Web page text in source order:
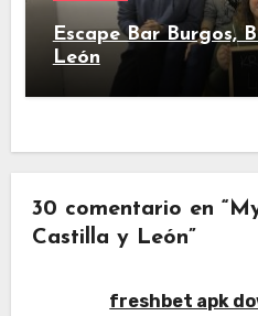
Escape Bar Burgos,
León
30 comentario en
Castilla y León”
freshbet apk